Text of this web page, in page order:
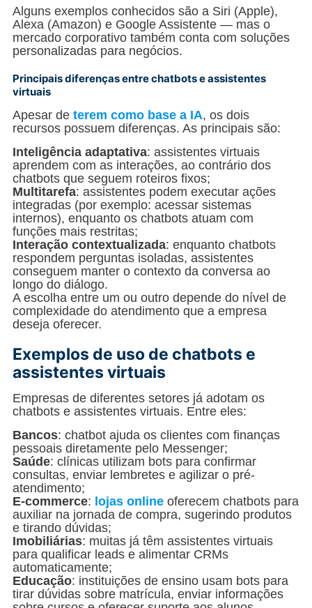
Alguns exemplos conhecidos são a Siri (Apple),
Alexa (Amazon) e Google Assistente — mas o
mercado corporativo também conta com soluções
personalizadas para negócios.
Principais diferenças entre chatbots e assistentes
virtuais
Apesar de terem como base a IA, os dois
recursos possuem diferenças. As principais são:
Inteligência adaptativa: assistentes virtuais
aprendem com as interações, ao contrário dos
chatbots que seguem roteiros fixos;
Multitarefa: assistentes podem executar ações
integradas (por exemplo: acessar sistemas
internos), enquanto os chatbots atuam com
funções mais restritas;
Interação contextualizada: enquanto chatbots
respondem perguntas isoladas, assistentes
conseguem manter o contexto da conversa ao
longo do diálogo.
A escolha entre um ou outro depende do nível de
complexidade do atendimento que a empresa
deseja oferecer.
Exemplos de uso de chatbots e
assistentes virtuais
Empresas de diferentes setores já adotam os
chatbots e assistentes virtuais. Entre eles:
Bancos: chatbot ajuda os clientes com finanças
pessoais diretamente pelo Messenger;
Saúde: clínicas utilizam bots para confirmar
consultas, enviar lembretes e agilizar o pré-
atendimento;
E-commerce: lojas online oferecem chatbots para
auxiliar na jornada de compra, sugerindo produtos
e tirando dúvidas;
Imobiliárias: muitas já têm assistentes virtuais
para qualificar leads e alimentar CRMs
automaticamente;
Educação: instituições de ensino usam bots para
tirar dúvidas sobre matrícula, enviar informações